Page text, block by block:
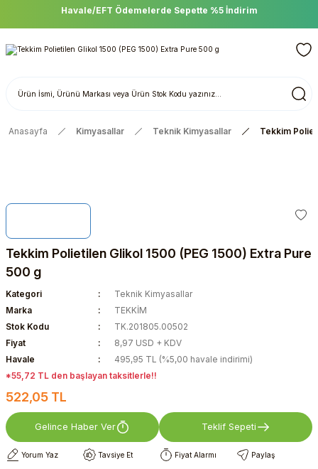
Havale/EFT Ödemelerde Sepette %5 İndirim
Anasayfa Kimyasallar Teknik Kimyasallar Tekkim
Tekkim Polietilen Glikol 1500 (PEG 1500) Extra Pure
500 g
Kategori
Teknik Kimyasallar
Marka
TEKKİM
Stok Kodu
TK.201805.00502
Fiyat
8,97 USD + KDV
Havale
495,95 TL (%5,00 havale indirimi)
*55,72 TL den başlayan taksitlerle!!
522,05 TL
Gelince Haber Ver Teklif Sepeti
Yorum Yaz Tavsiye Et Fiyat Alarmı Paylaş